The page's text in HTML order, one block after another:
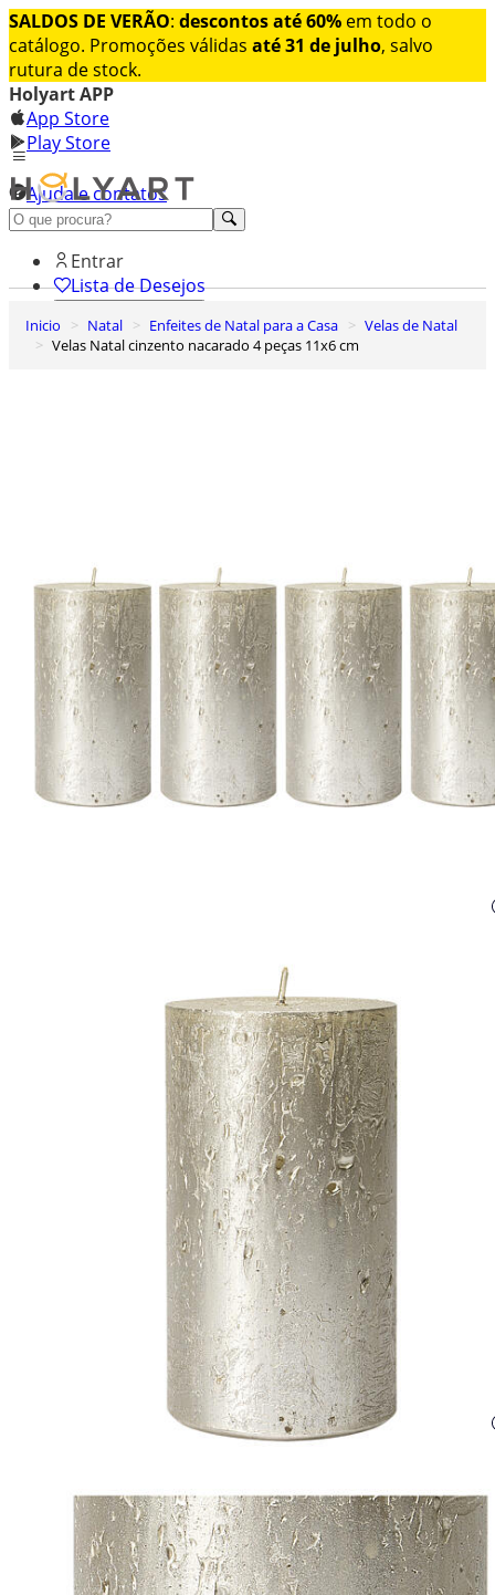
SALDOS DE VERÃO: descontos até 60% em todo o
catálogo. Promoções válidas até 31 de julho, salvo
rutura de stock.
Holyart APP
App Store
Play Store
Ajuda e contatos
Conheça premium
Entrar
Lista de Desejos
Carrinho de Compras
Inicio Natal Enfeites de Natal para a Casa
Velas de Natal
Velas Natal cinzento nacarado 4 peças 11x6 cm